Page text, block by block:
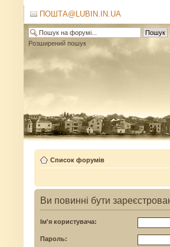
ПОШТА@LUBIN.IN.UA
Розширений пошук
Список форумів
Ви повинні бути
Ім'я користувача:
Пароль: